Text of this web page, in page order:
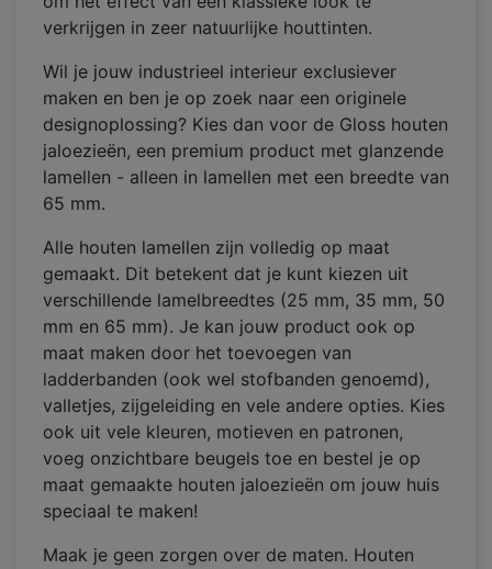
verkrijgen in zeer natuurlijke houttinten.
Wil je jouw industrieel interieur exclusiever
maken en ben je op zoek naar een originele
designoplossing? Kies dan voor de Gloss houten
jaloezieën, een premium product met glanzende
lamellen - alleen in lamellen met een breedte van
65 mm.
Alle houten lamellen zijn volledig op maat
gemaakt. Dit betekent dat je kunt kiezen uit
verschillende lamelbreedtes (25 mm, 35 mm, 50
mm en 65 mm). Je kan jouw product ook op
maat maken door het toevoegen van
ladderbanden (ook wel stofbanden genoemd),
valletjes, zijgeleiding en vele andere opties. Kies
ook uit vele kleuren, motieven en patronen,
voeg onzichtbare beugels toe en bestel je op
maat gemaakte houten jaloezieën om jouw huis
speciaal te maken!
Maak je geen zorgen over de maten. Houten